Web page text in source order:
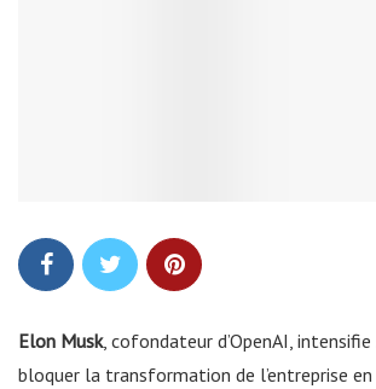
Elon Musk, cofondateur d’OpenAI,
bloquer la transformation de l’entreprise